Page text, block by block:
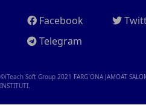
Facebook
Telegram
©iTeach Soft Group 2021 FARG`ONA JAMOAT
INSTITUTI.